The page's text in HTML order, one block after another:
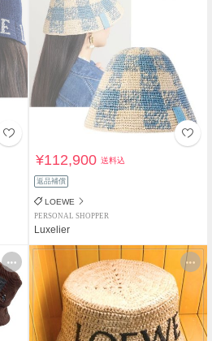
¥112,900送料込
返品補償
LOEWE
PERSONAL SHOPPER
Luxelier